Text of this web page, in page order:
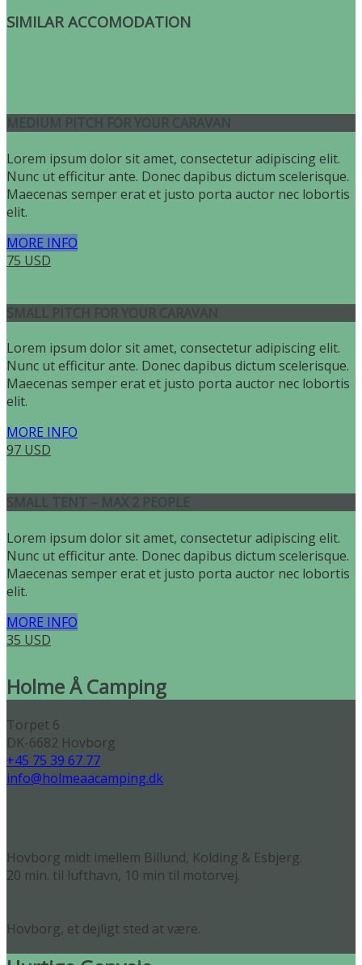
SIMILAR ACCOMODATION
Lorem ipsum dolor sit amet, consectetur adipiscing elit.
Nunc ut efficitur ante. Donec dapibus dictum scelerisque.
Maecenas semper erat et justo porta auctor nec lobortis
elit.
MORE INFO
75 USD
Lorem ipsum dolor sit amet, consectetur adipiscing elit.
Nunc ut efficitur ante. Donec dapibus dictum scelerisque.
Maecenas semper erat et justo porta auctor nec lobortis
elit.
MORE INFO
97 USD
Lorem ipsum dolor sit amet, consectetur adipiscing elit.
Nunc ut efficitur ante. Donec dapibus dictum scelerisque.
Maecenas semper erat et justo porta auctor nec lobortis
elit.
MORE INFO
35 USD
Holme Å Camping
Torpet 6
DK-6682 Hovborg
+45 75 39 67 77
info@holmeaacamping.dk
Hovborg midt imellem Billund, Kolding & Esbjerg.
20 min. til lufthavn, 10 min til motorvej.
Hovborg, et dejligt sted at være.